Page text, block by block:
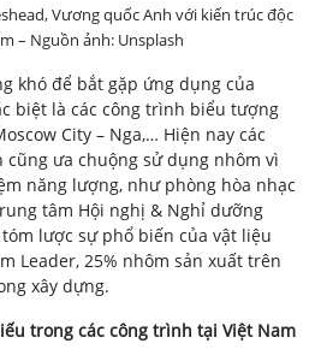
Vương quốc Anh với kiến trúc độc
– Nguồn ảnh: Unsplash
khó để bắt gặp ứng dụng của
biệt là các công trình biểu tượng
City – Nga,… Hiện nay các
ưa chuộng sử dụng nhôm vì
năng lượng, như phòng hòa nhạc
tâm Hội nghị & Nghỉ dưỡng
lược sự phổ biến của vật liệu
Leader, 25% nhôm sản xuất trên
xây dựng.
trong các công trình tại Việt Nam